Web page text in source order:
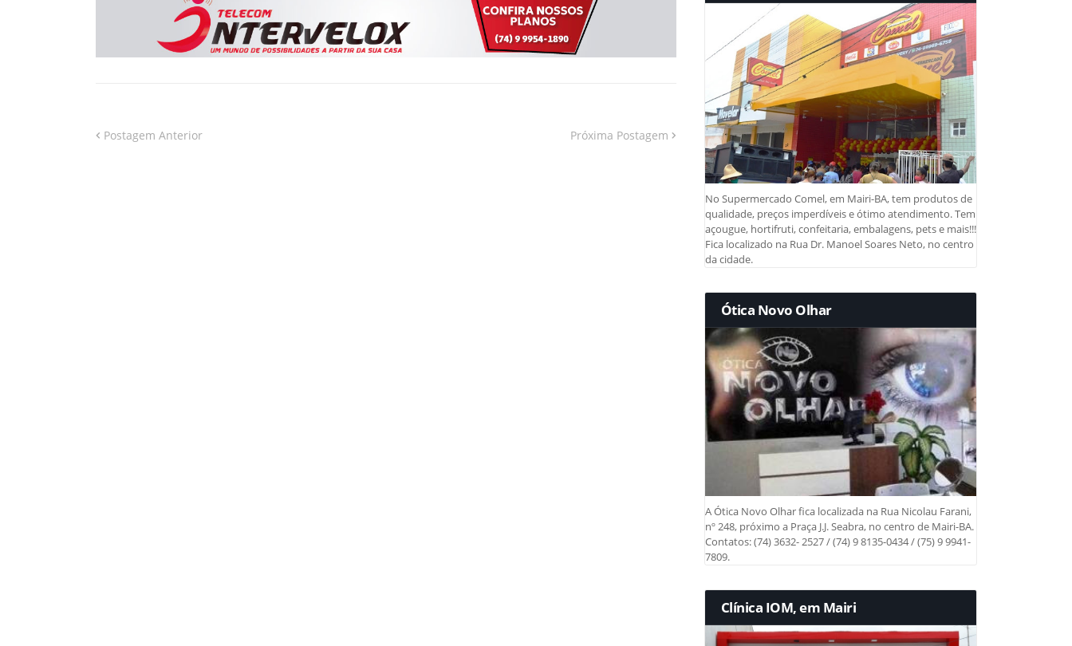
Postagem Anterior Próxima Postagem
No Supermercado Comel, em Mairi-BA, tem produtos de
qualidade, preços imperdíveis e ótimo atendimento. Tem
açougue, hortifruti, confeitaria, embalagens, pets e mais!!!
Fica localizado na Rua Dr. Manoel Soares Neto, no centro
da cidade.
Ótica Novo Olhar
A Ótica Novo Olhar fica localizada na Rua Nicolau Farani,
nº 248, próximo a Praça J.J. Seabra, no centro de Mairi-BA.
Contatos: (74) 3632- 2527 / (74) 9 8135-0434 / (75) 9 9941-
7809.
Clínica IOM, em Mairi